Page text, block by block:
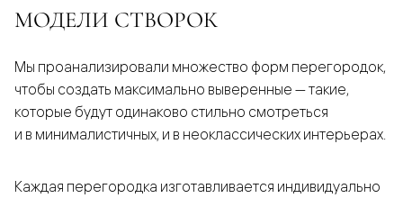
МОДЕЛИ СТВОРОК
Мы проанализировали множество форм перегородок,
чтобы создать максимально выверенные — такие,
которые будут одинаково стильно смотреться
и в минималистичных, и в неоклассических интерьерах.
Каждая перегородка изготавливается индивидуально